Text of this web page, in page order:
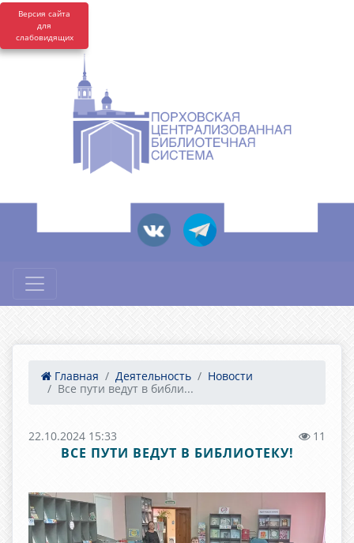
Версия сайта
для
слабовидящих
Главная Деятельность
Новости
Все пути ведут в библи...
22.10.2024 15:33 11
ВСЕ ПУТИ ВЕДУТ В БИБЛИОТЕКУ!